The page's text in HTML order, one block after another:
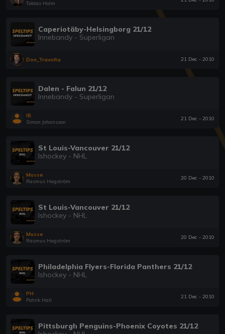
Tobias Holm
Caperiotäby-Helsingborg 21/12
Innebandy - Superligan
Don_Travolta 21 Dec - 2010
Dalen - Falun 21/12
Innebandy - Superligan
IB.
Simon Johansson
21 Dec - 2010
St Louis-Vancouver 21/12
Ishockey - NHL
Musse
Rasmus Hagström
20 Dec - 2010
St Louis-Vancouver 21/12
Ishockey - NHL
Musse
Rasmus Hagström
20 Dec - 2010
Philadelphia Flyers-Florida Panthers 21/12
Ishockey - NHL
PH
Patrik Hall
21 Dec - 2010
Pittsburgh Penguins-Phoenix Coyotes 21/12